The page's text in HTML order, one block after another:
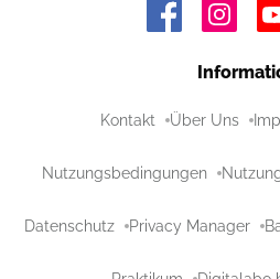
Kontakt Über Uns
Nutzungsbedingungen
Datenschutz Privacy Manager